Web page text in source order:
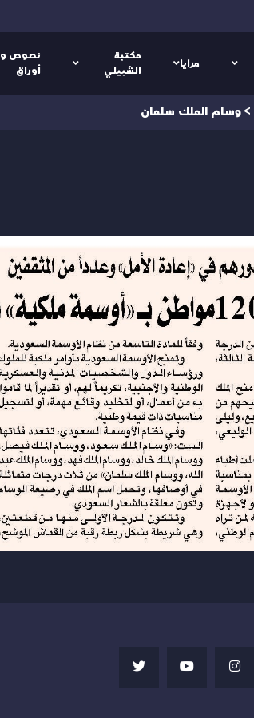
مرايا
مكتبة
الشبيلي
نصوص و
أوراق
> وسام الملك سلمان